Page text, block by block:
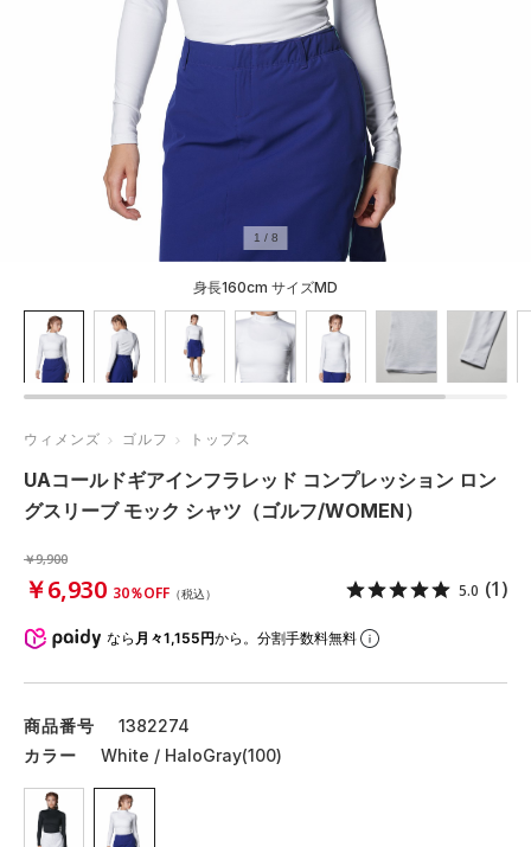
1 / 8
身長160cm サイズMD
ウィメンズ ゴルフ トップス
UAコールドギアインフラレッド コンプレッション ロン
グスリーブ モック シャツ（ゴルフ/WOMEN）
￥9,900
￥6,930 30％OFF （税込） 5.0 (1)
なら 月々1,155円から。分割手数料無料
商品番号
1382274
カラー
White / HaloGray(100)